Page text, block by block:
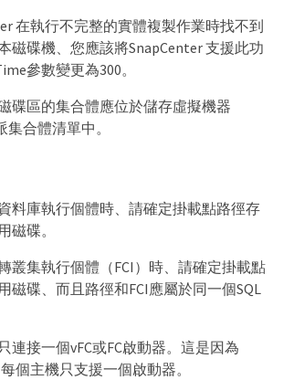
在執行不完整的實體複製作業時找不到
磁碟機、您應該將SnapCenter 支援此功
參數變更為300。
碟區的集合體應位於儲存虛擬機器
集合體清單中。
料庫執行個體時、請確定掛載點路徑存
磁碟。
叢集執行個體（FCI）時、請確定掛載點
磁碟、而且路徑和FCI應屬於同一個SQL
連接一個vFC或FC啟動器。這是因為
個主機只支援一個啟動器。